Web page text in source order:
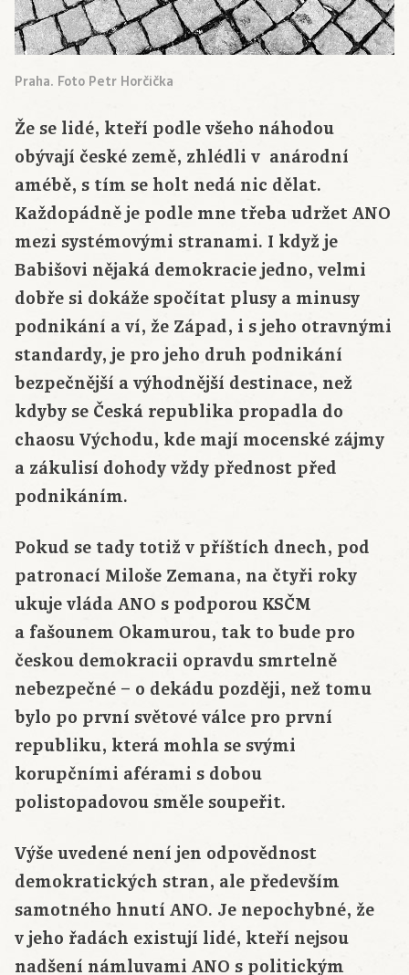
Praha. Foto Petr Horčička
Že se lidé, kteří podle všeho náhodou
obývají české země, zhlédli v anárodní
amébě, s tím se holt nedá nic dělat.
Každopádně je podle mne třeba udržet ANO
mezi systémovými stranami. I když je
Babišovi nějaká demokracie jedno, velmi
dobře si dokáže spočítat plusy a minusy
podnikání a ví, že Západ, i s jeho otravnými
standardy, je pro jeho druh podnikání
bezpečnější a výhodnější destinace, než
kdyby se Česká republika propadla do
chaosu Východu, kde mají mocenské zájmy
a zákulisí dohody vždy přednost před
podnikáním.
Pokud se tady totiž v příštích dnech, pod
patronací Miloše Zemana, na čtyři roky
ukuje vláda ANO s podporou KSČM
a fašounem Okamurou, tak to bude pro
českou demokracii opravdu smrtelně
nebezpečné – o dekádu později, než tomu
bylo po první světové válce pro první
republiku, která mohla se svými
korupčními aférami s dobou
polistopadovou směle soupeřit.
Výše uvedené není jen odpovědnost
demokratických stran, ale především
samotného hnutí ANO. Je nepochybné, že
v jeho řadách existují lidé, kteří nejsou
nadšení námluvami ANO s politickým